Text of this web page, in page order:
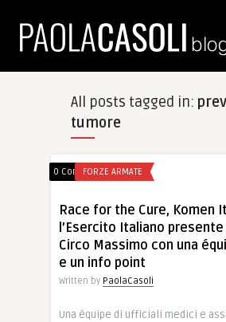
All posts tagged in:
tumore
0 CommentsFORZE ARMATE
Race for the Cure, Komen
l’Esercito Italiano presente
Circo Massimo con una
e un info point
Written by PaolaCasoli
Una équipe di ufficiali medici e